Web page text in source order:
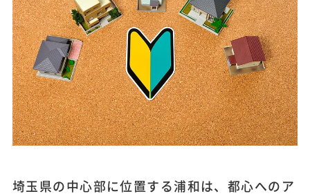
埼玉県の中心部に位置する浦和は、都心へのア